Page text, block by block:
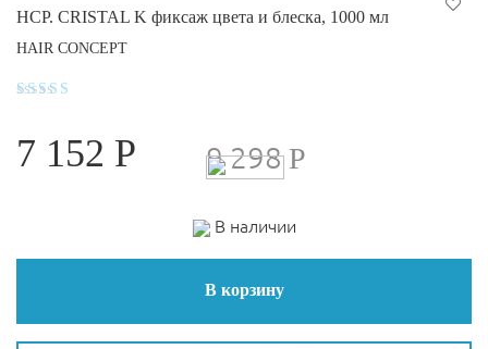
HCP. CRISTAL K фиксаж цвета и блеска, 1000 мл
HAIR CONCEPT
из 5
7 152 Р 9 298Р
В наличии
В корзину